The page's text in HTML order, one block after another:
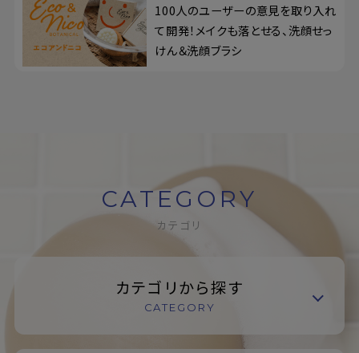
100人のユーザーの意見を取り入れ
て開発！メイクも落とせる、洗顔せっ
けん＆洗顔ブラシ
CATEGORY
カテゴリ
カテゴリから探す
CATEGORY